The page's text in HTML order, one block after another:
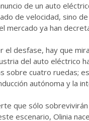
de un auto
de velocidad, sino
mercado ya han
el desfase, hay que
del auto eléctrico
sobre cuatro ruedas;
autónoma y la
que sólo
escenario, Olinia